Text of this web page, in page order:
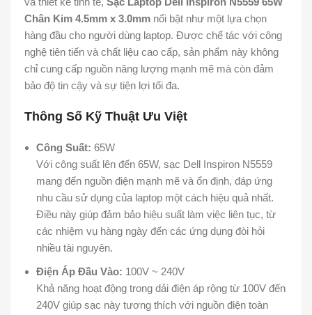
Chân Kim 4.5mm x 3.0mm nổi bật như một lựa chọn
hàng đầu cho người dùng laptop. Được chế tác với công
nghệ tiên tiến và chất liệu cao cấp, sản phẩm này không
chỉ cung cấp nguồn năng lượng mạnh mẽ mà còn đảm
bảo độ tin cậy và sự tiện lợi tối đa.
Thông Số Kỹ Thuật Ưu Việt
Công Suất: 65W
Với công suất lên đến 65W, sạc Dell Inspiron N5559
mang đến nguồn điện mạnh mẽ và ổn định, đáp ứng
nhu cầu sử dụng của laptop một cách hiệu quả nhất.
Điều này giúp đảm bảo hiệu suất làm việc liên tục, từ
các nhiệm vụ hàng ngày đến các ứng dụng đòi hỏi
nhiều tài nguyên.
Điện Áp Đầu Vào: 100V ~ 240V
Khả năng hoạt động trong dải điện áp rộng từ 100V đến
240V giúp sạc này tương thích với nguồn điện toàn